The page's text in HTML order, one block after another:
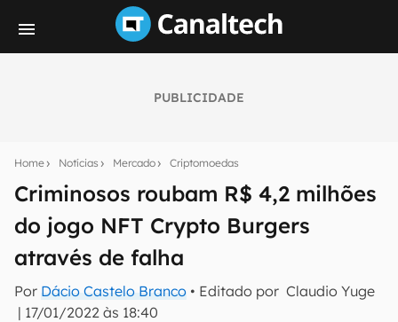
PUBLICIDADE
Home Notícias Mercado Criptomoedas
Criminosos roubam R$ 4,2 milhões
do jogo NFT Crypto Burgers
através de falha
Por Dácio Castelo Branco • Editado por Claudio Yuge
| 17/01/2022 às 18:40
notícias e reviews sobre tecnologia em primeira
mão.
E-mail
inscreva-se